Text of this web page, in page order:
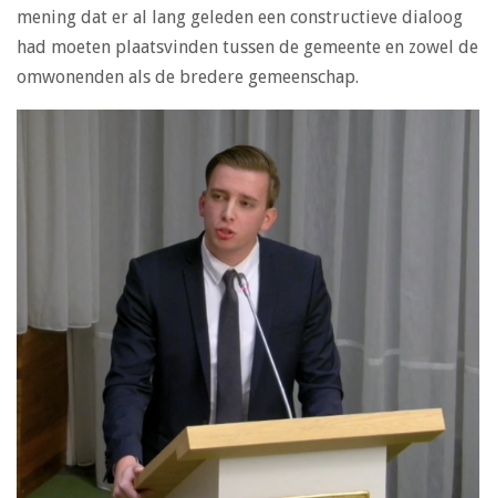
mening dat er al lang geleden een constructieve dialoog
had moeten plaatsvinden tussen de gemeente en zowel de
omwonenden als de bredere gemeenschap.